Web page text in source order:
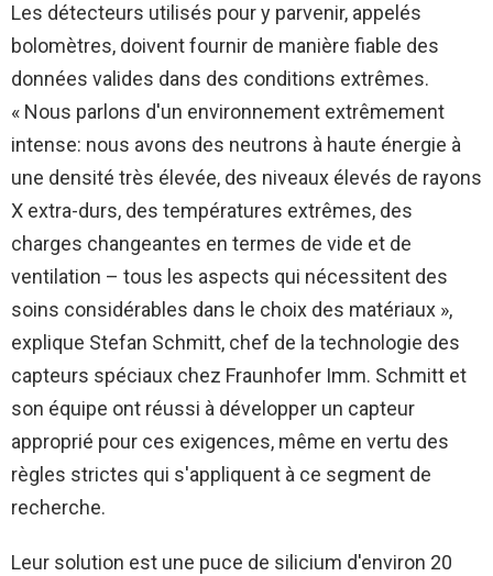
Les détecteurs utilisés pour y parvenir, appelés
bolomètres, doivent fournir de manière fiable des
données valides dans des conditions extrêmes.
« Nous parlons d'un environnement extrêmement
intense: nous avons des neutrons à haute énergie à
une densité très élevée, des niveaux élevés de rayons
X extra-durs, des températures extrêmes, des
charges changeantes en termes de vide et de
ventilation – tous les aspects qui nécessitent des
soins considérables dans le choix des matériaux »,
explique Stefan Schmitt, chef de la technologie des
capteurs spéciaux chez Fraunhofer Imm. Schmitt et
son équipe ont réussi à développer un capteur
approprié pour ces exigences, même en vertu des
règles strictes qui s'appliquent à ce segment de
recherche.
Leur solution est une puce de silicium d'environ 20